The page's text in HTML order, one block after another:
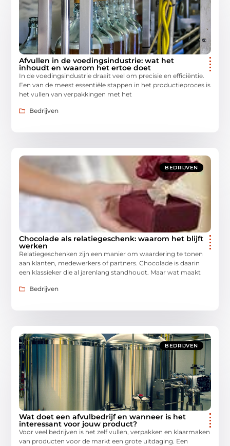
Afvullen in de voedingsindustrie: wat het
inhoudt en waarom het ertoe doet
In de voedingsindustrie draait veel om precisie en efficiëntie.
Een van de meest essentiële stappen in het productieproces is
het vullen van verpakkingen met het
Bedrijven
BEDRIJVEN
Chocolade als relatiegeschenk: waarom het blijft
werken
Relatiegeschenken zijn een manier om waardering te tonen
aan klanten, medewerkers of partners. Chocolade is daarin
een klassieker die al jarenlang standhoudt. Maar wat maakt
Bedrijven
BEDRIJVEN
Wat doet een afvulbedrijf en wanneer is het
interessant voor jouw product?
Voor veel bedrijven is het zelf vullen, verpakken en klaarmaken
van producten voor de markt een grote uitdaging. Een